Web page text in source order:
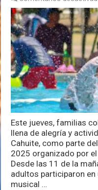
Este jueves, familias
llena de alegría y
Cahuite, como parte
2025 organizado por
Desde las 11 de la
adultos participaron
musical …